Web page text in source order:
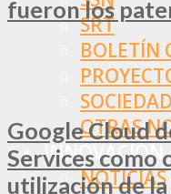
SRT
BOLETÍN
OTRAS
INNOVACIÓN
NOTICIAS
fueron los
Google Cloud
Services como
utilización de